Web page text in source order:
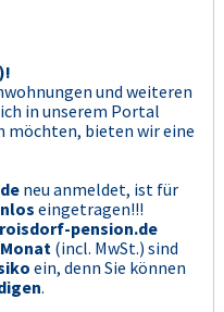
und weiteren
in unserem Portal
möchten, bieten wir eine
neu anmeldet, ist für
eingetragen!!!
pension.de
(incl. MwSt.) sind
ein, denn Sie können
.